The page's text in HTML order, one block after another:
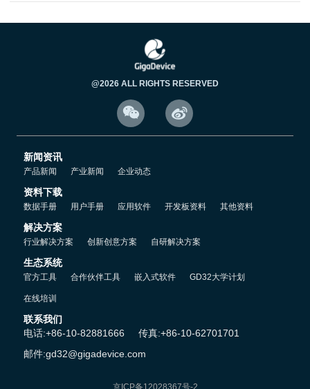
@2026 ALL RIGHTS RESERVED
 
新闻资讯
产品新闻 产业新闻 企业动态
资料下载
数据手册 用户手册 应用软件 开发板资料 其他资料
解决方案
行业解决方案 创新创意方案 自研解决方案
生态系统
官方工具 合作伙伴工具 嵌入式软件 GD32大学计划
在线培训
联系我们
电话:+86-10-82881666
传真:+86-10-62701701
邮件:gd32@gigadevice.com
京ICP备12028367号-2